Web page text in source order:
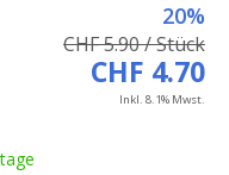
20%
CHF 5.90 / Stück
CHF 4.70
Inkl. 8.1% Mwst.